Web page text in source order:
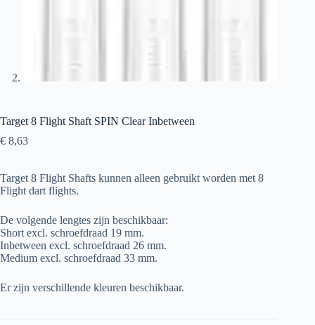
Target 8 Flight Shaft SPIN Clear Inbetween
€ 8,63
Target 8 Flight Shafts kunnen alleen gebruikt worden met 8
Flight dart flights.
De volgende lengtes zijn beschikbaar:
Short excl. schroefdraad 19 mm.
Inbetween excl. schroefdraad 26 mm.
Medium excl. schroefdraad 33 mm.
Er zijn verschillende kleuren beschikbaar.